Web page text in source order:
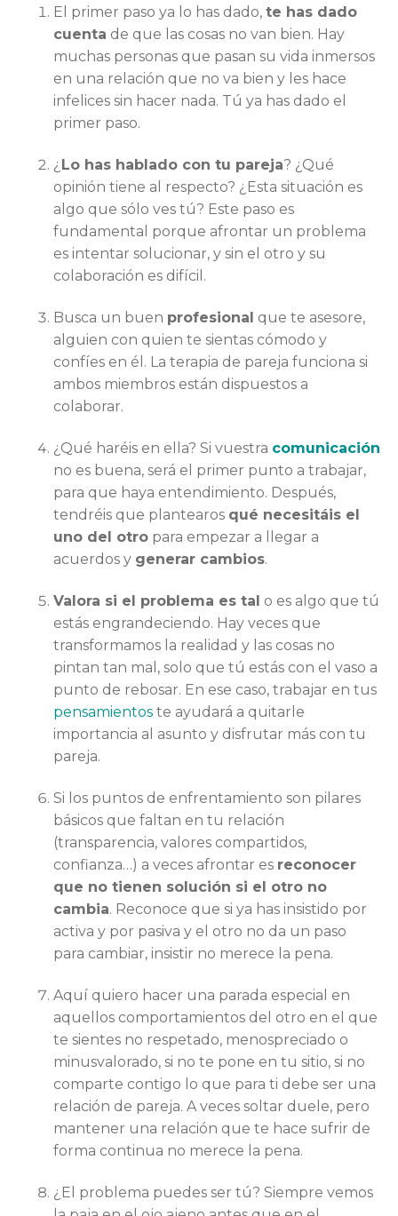
El primer paso ya lo has dado, te has dado
cuenta de que las cosas no van bien. Hay
muchas personas que pasan su vida inmersos
en una relación que no va bien y les hace
infelices sin hacer nada. Tú ya has dado el
primer paso.
¿ Lo has hablado con tu pareja? ¿Qué
opinión tiene al respecto? ¿Esta situación es
algo que sólo ves tú? Este paso es
fundamental porque afrontar un problema
es intentar solucionar, y sin el otro y su
colaboración es difícil.
Busca un buen profesional que te asesore,
alguien con quien te sientas cómodo y
confíes en él. La terapia de pareja funciona si
ambos miembros están dispuestos a
colaborar.
¿Qué haréis en ella? Si vuestra comunicación
no es buena, será el primer punto a trabajar,
para que haya entendimiento. Después,
tendréis que plantearos qué necesitáis el
uno del otro para empezar a llegar a
acuerdos y generar cambios.
Valora si el problema es tal o es algo que tú
estás engrandeciendo. Hay veces que
transformamos la realidad y las cosas no
pintan tan mal, solo que tú estás con el vaso a
punto de rebosar. En ese caso, trabajar en tus
pensamientos te ayudará a quitarle
importancia al asunto y disfrutar más con tu
pareja.
Si los puntos de enfrentamiento son pilares
básicos que faltan en tu relación
(transparencia, valores compartidos,
confianza…) a veces afrontar es reconocer
que no tienen solución si el otro no
cambia. Reconoce que si ya has insistido por
activa y por pasiva y el otro no da un paso
para cambiar, insistir no merece la pena.
Aquí quiero hacer una parada especial en
aquellos comportamientos del otro en el que
te sientes no respetado, menospreciado o
minusvalorado, si no te pone en tu sitio, si no
comparte contigo lo que para ti debe ser una
relación de pareja. A veces soltar duele, pero
mantener una relación que te hace sufrir de
forma continua no merece la pena.
¿El problema puedes ser tú? Siempre vemos